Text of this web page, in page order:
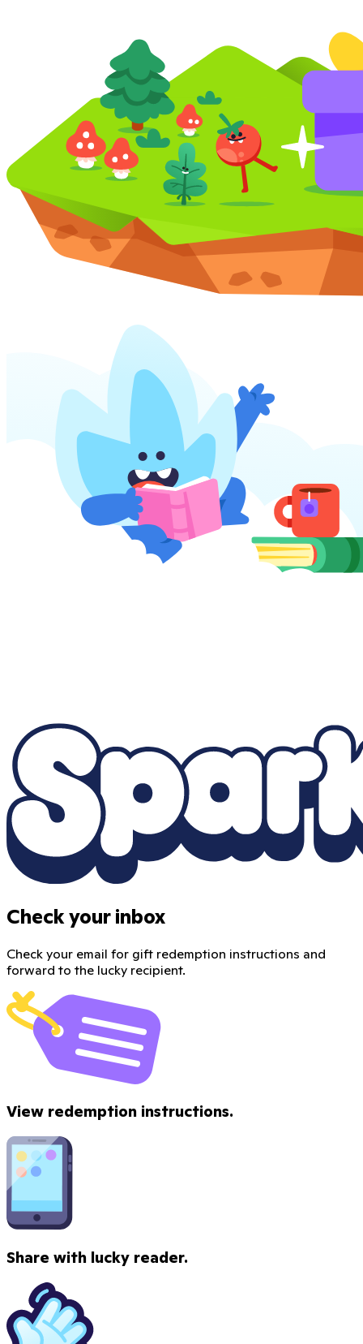
Check your inbox
Check your email for gift redemption instructions and
forward to the lucky recipient.
View redemption instructions.
Share with lucky reader.